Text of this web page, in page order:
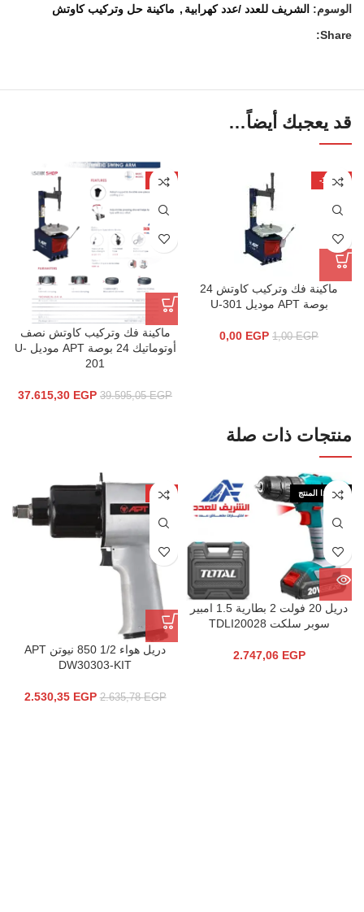
الوسوم: الشريف للعدد /عدد كهرابية , ماكينة حل وتركيب كاوتش
Share:
قد يعجبك أيضاً…
-100%
ماكينة فك وتركيب كاوتش 24
بوصة APT موديل U-301
1,00EGP
0,00 EGP
-5%
ماكينة فك وتركيب كاوتش نصف
أوتوماتيك 24 بوصة APT موديل U-
201
39.595,05EGP
37.615,30 EGP
منتجات ذات صلة
نفذ هذا المنتج
دريل 20 فولت 2 بطارية 1.5 امبير
سوبر سلكت TDLI20028
2.747,06 EGP
-4%
دريل هواء 1/2 850 نيوتن APT
DW30303-KIT
2.635,78EGP
2.530,35 EGP